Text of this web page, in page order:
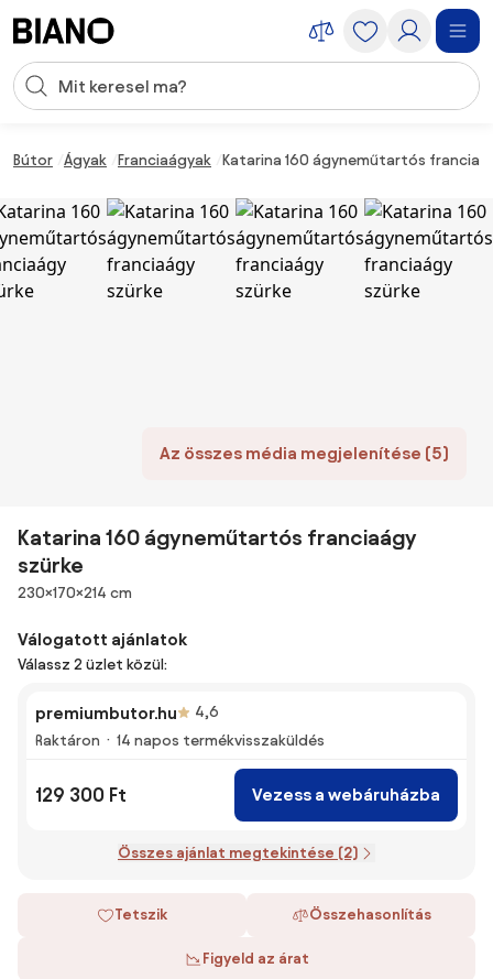
Keresési bevitel
Bútor Ágyak Franciaágyak Katarina 160 ágyneműtartós
Az összes média megjelenítése (5)
Katarina 160 ágyneműtartós franciaágy
szürke
Méretek
230×170×214 cm
Válogatott ajánlatok
Válassz 2 üzlet közül:
premiumbutor.hu
4,6
Raktáron
14 napos termékvisszaküldés
129 300 Ft Vezess a webáruházba
Összes ajánlat megtekintése (2)
Tetszik Összehasonlítás
Figyeld az árat